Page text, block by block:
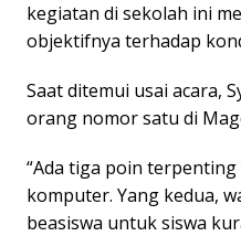
kegiatan di sekolah ini
objektifnya terhadap
Saat ditemui usai acara,
orang nomor satu di
“Ada tiga poin
komputer. Yang kedua,
beasiswa untuk siswa